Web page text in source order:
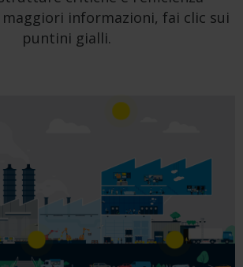
informazioni, fai clic sui
puntini gialli.